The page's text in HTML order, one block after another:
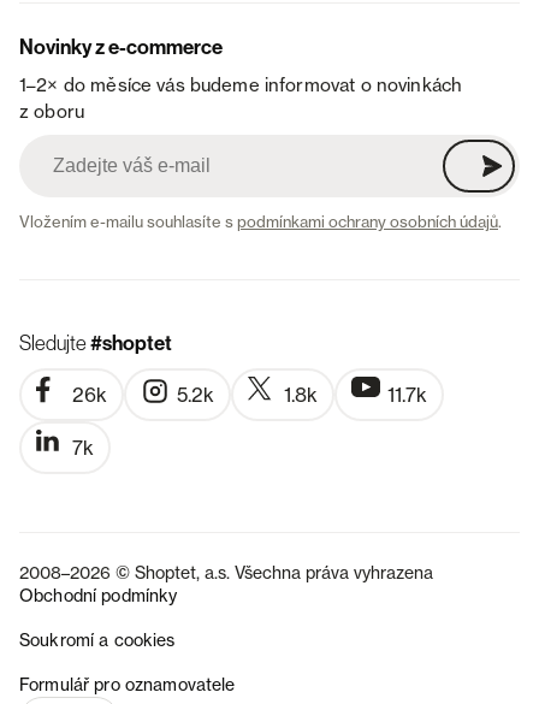
Novinky z e-commerce
1–2× do měsíce vás budeme informovat o novinkách
z oboru
Vložením e-mailu souhlasíte spodmínkami ochrany osobních údajů.
Sledujte#shoptet
26k 5.2k 1.8k 11.7k
7k
2008–2026 © Shoptet, a.s. Všechna práva vyhrazena
Obchodní podmínky
Soukromí a cookies
Formulář pro oznamovatele